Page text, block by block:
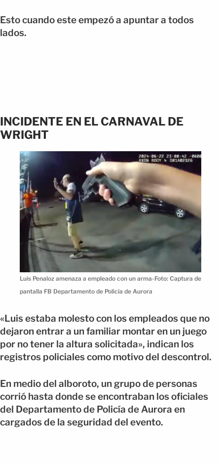
Esto cuando este empezó a apuntar a todos
lados.
INCIDENTE EN EL CARNAVAL DE
WRIGHT
Luis Penaloz amenaza a empleado con un arma-Foto: Captura de
pantalla FB Departamento de Policía de Aurora
«Luis estaba molesto con los empleados que no
dejaron entrar a un familiar montar en un juego
por no tener la altura solicitada», indican los
registros policiales como motivo del descontrol.
En medio del alboroto, un grupo de personas
corrió hasta donde se encontraban los oficiales
del Departamento de Policía de Aurora en
cargados de la seguridad del evento.